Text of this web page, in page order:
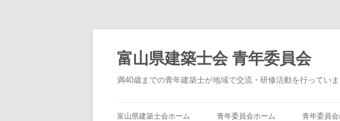
テ
ン
ツ
へ
ス
富山県建築士会 青年委員会
満40歳までの青年建築士が地域で交流・研修活動を行っていま
富山県建築士会ホーム 青年委員会ホーム 青年委員